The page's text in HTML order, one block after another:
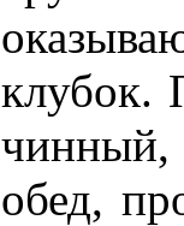
клубок.
обед,